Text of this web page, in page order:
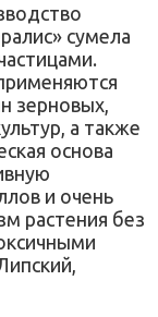
сумела
зерновых,
а также
основа
и очень
растения без